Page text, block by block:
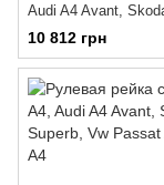
Audi A4 Avant,
Vw Passat AU211
10 812 грн